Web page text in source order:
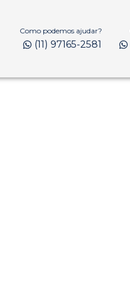
Como podemos ajudar?
(11) 97165-2581